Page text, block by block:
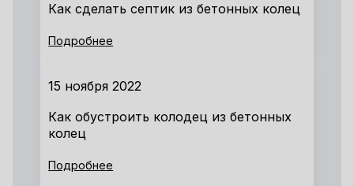
Как сделать септик из бетонных колец
Подробнее
15 ноября 2022
Как обустроить колодец из бетонных
колец
Подробнее